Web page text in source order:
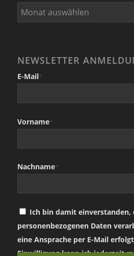
NEWSLETTER
E-Mail*
Vorname*
Nachname*
Ich bin damit einverstanden,
personenbezogenen Daten
eine Ansprache per E-Mail
Einwilligung kann ich jederzeit